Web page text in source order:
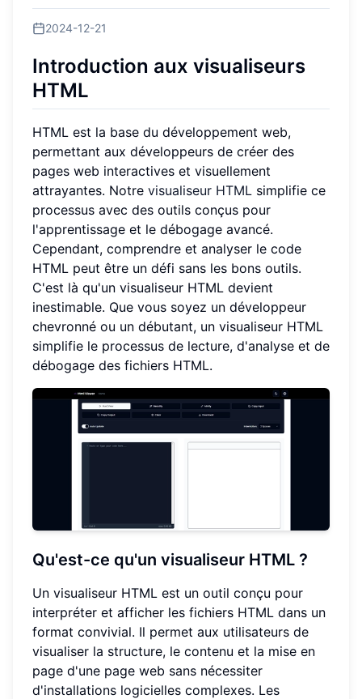
2024-12-21
Introduction aux visualiseurs
HTML
HTML est la base du développement web,
permettant aux développeurs de créer des
pages web interactives et visuellement
attrayantes. Notre visualiseur HTML simplifie ce
processus avec des outils conçus pour
l'apprentissage et le débogage avancé.
Cependant, comprendre et analyser le code
HTML peut être un défi sans les bons outils.
C'est là qu'un visualiseur HTML devient
inestimable. Que vous soyez un développeur
chevronné ou un débutant, un visualiseur HTML
simplifie le processus de lecture, d'analyse et de
débogage des fichiers HTML.
Qu'est-ce qu'un visualiseur HTML ?
Un visualiseur HTML est un outil conçu pour
interpréter et afficher les fichiers HTML dans un
format convivial. Il permet aux utilisateurs de
visualiser la structure, le contenu et la mise en
page d'une page web sans nécessiter
d'installations logicielles complexes. Les